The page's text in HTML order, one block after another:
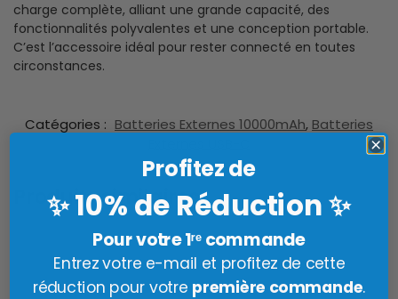
charge complète, alliant une grande capacité, des
fonctionnalités polyvalentes et une conception portable.
C’est l’accessoire idéal pour rester connecté en toutes
circonstances.
Catégories : Batteries Externes 10000mAh,Batteries
Produits similaires
Profitez de
✨10% de Réduction✨
Pour votre 1ʳᵉ commande
Entrez votre e-mail et profitez de cette
réduction pour votre première commande.